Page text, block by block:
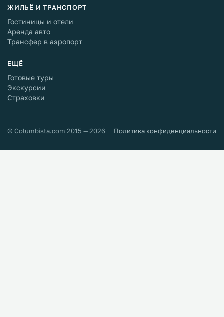
ЖИЛЬЁ И ТРАНСПОРТ
Гостиницы и отели
Аренда авто
Трансфер в аэропорт
ЕЩЁ
Готовые туры
Экскурсии
Страховки
© Columbista.com 2015 — 2026 Политика конфиденциальности